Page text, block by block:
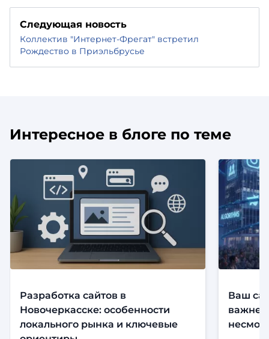
Следующая новость
Коллектив "Интернет-Фрегат" встретил
Рождество в Приэльбрусье
Интересное в блоге по теме
Разработка сайтов в
Новочеркасске: особенности
локального рынка и ключевые
Ваш